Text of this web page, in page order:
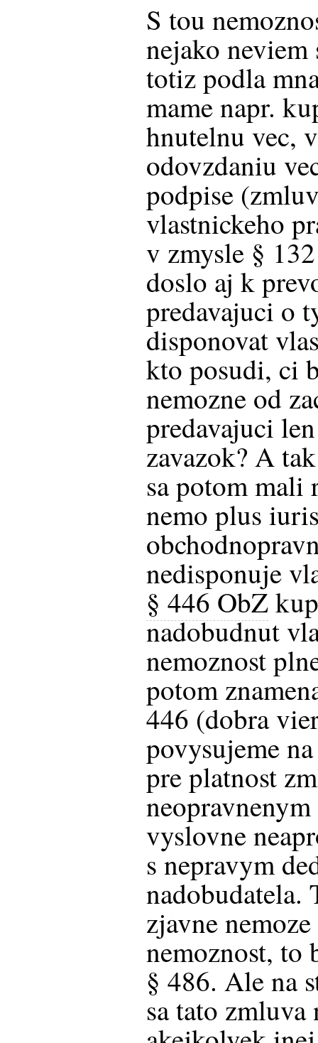
S tou
nejako
totiz podla
mame napr.
hnutelnu vec,
odovzdaniu
podpise
vlastnickeho
v zmysle §
doslo aj k
predavajuci o
disponovat
kto posudi, ci
nemozne od
predavajuci
zavazok? A
sa potom
nemo plus
nedisponuje
§ 446 ObZ
nadobudnut
nemoznost
potom
446 (dobra
povysujeme
pre platnost
vyslovne
s nepravym
nadobudatela.
zjavne
nemoznost, to
§ 486. Ale na
sa tato